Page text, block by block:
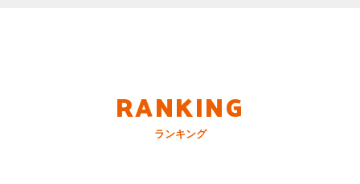
RANKING
ランキング